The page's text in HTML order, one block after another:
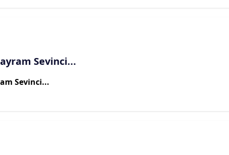
Sevinci...
Sevinci...